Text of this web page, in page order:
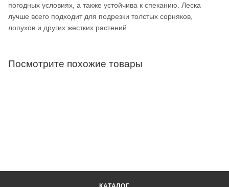
погодных условиях, а также устойчива к спеканию. Леска
лучше всего подходит для подрезки толстых сорняков,
лопухов и других жестких растений.
Посмотрите похожие товары